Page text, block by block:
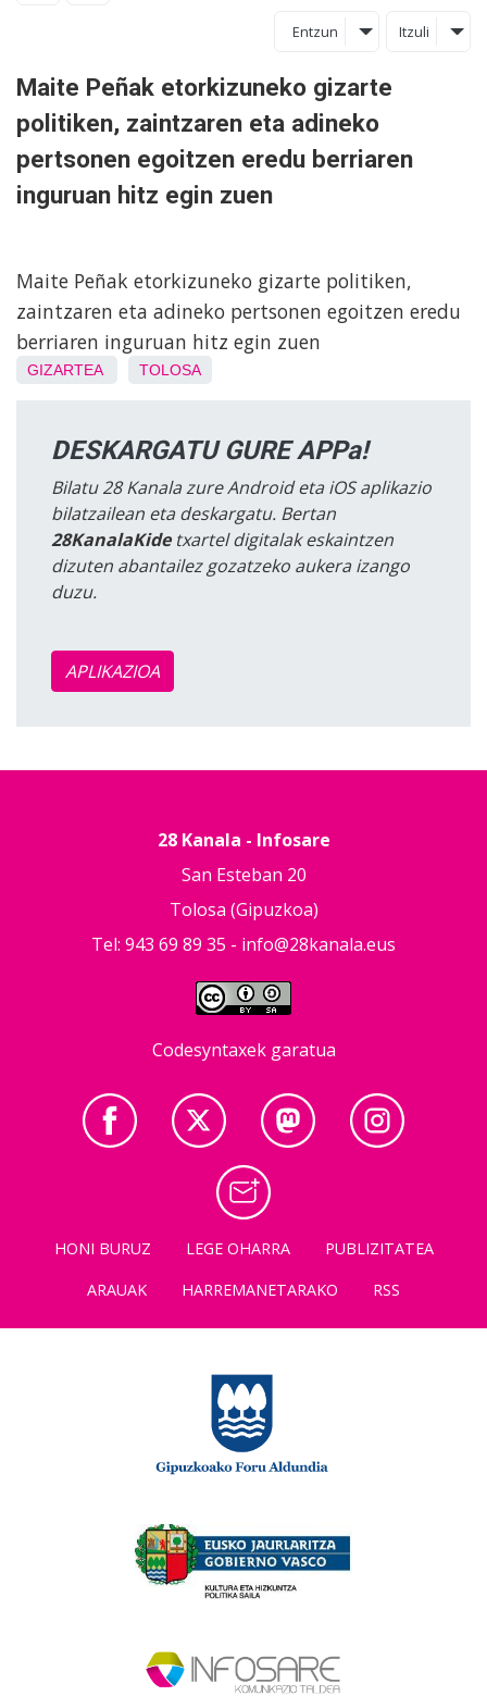
Entzun Itzuli
Maite Peñak etorkizuneko gizarte
politiken, zaintzaren eta adineko
pertsonen egoitzen eredu berriaren
inguruan hitz egin zuen
Maite Peñak etorkizuneko gizarte politiken,
zaintzaren eta adineko pertsonen egoitzen eredu
berriaren inguruan hitz egin zuen
GIZARTEA TOLOSA
DESKARGATU GURE APPa!
Bilatu 28 Kanala zure Android eta iOS aplikazio
bilatzailean eta deskargatu. Bertan
28KanalaKidetxartel digitalak eskaintzen
dizuten abantailez gozatzeko aukera izango
duzu.
APLIKAZIOA
28 Kanala - Infosare
San Esteban 20
Tolosa (Gipuzkoa)
Tel: 943 69 89 35 - info@28kanala.eus
Codesyntaxek garatua
HONI BURUZ LEGE OHARRA
PUBLIZITATEA
ARAUAK
HARREMANETARAKO RSS